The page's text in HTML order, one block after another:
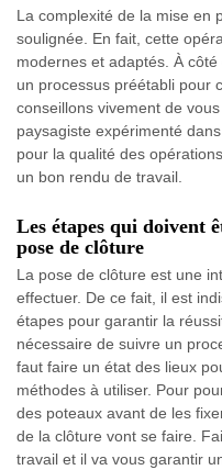
La complexité de la mise en
soulignée. En fait, cette
modernes et adaptés. À
un processus préétabli pour
conseillons vivement de
paysagiste expérimenté
pour la qualité des
un bon rendu de travail.
Les étapes qui doivent
pose de clôture
La pose de clôture est une
effectuer. De ce fait, il est
étapes pour garantir la
nécessaire de suivre un
faut faire un état des lieux
méthodes à utiliser. Pour
des poteaux avant de les
de la clôture vont se faire.
travail et il va vous garantir